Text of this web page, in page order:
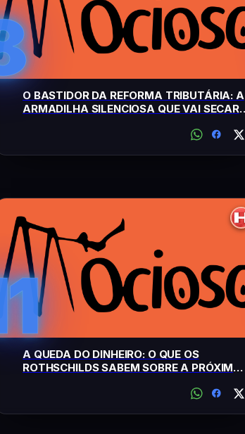
O BASTIDOR DA REFORMA TRIBUTÁRIA: A
ARMADILHA SILENCIOSA QUE VAI SECAR
A QUEDA DO DINHEIRO: O QUE OS
ROTHSCHILDS SABEM SOBRE A PRÓXIMA